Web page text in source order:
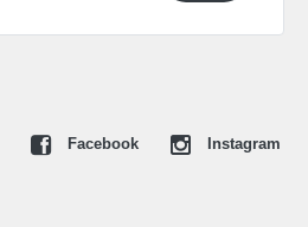
Facebook Instagram